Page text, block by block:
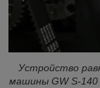
Устройство
машины GW S-